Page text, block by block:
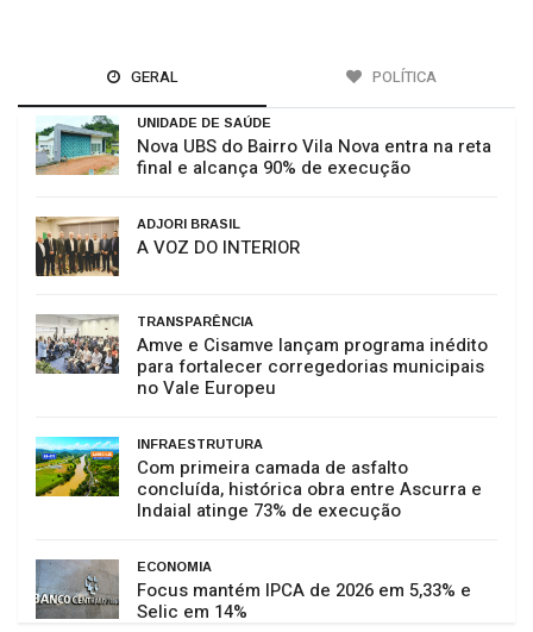
GERAL POLÍTICA
UNIDADE DE SAÚDE
Nova UBS do Bairro Vila Nova entra na reta
final e alcança 90% de execução
ADJORI BRASIL
A VOZ DO INTERIOR
TRANSPARÊNCIA
Amve e Cisamve lançam programa inédito
para fortalecer corregedorias municipais
no Vale Europeu
INFRAESTRUTURA
Com primeira camada de asfalto
concluída, histórica obra entre Ascurra e
Indaial atinge 73% de execução
ECONOMIA
Focus mantém IPCA de 2026 em 5,33% e
Selic em 14%